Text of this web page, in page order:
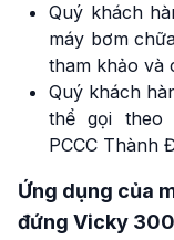
Quý khách
máy bơm
tham khảo và
Quý khách
thể gọi theo
PCCC Thành
Ứng dụng của
đứng Vicky